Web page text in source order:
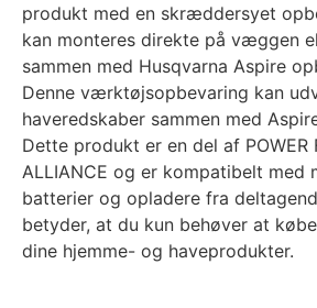
produkt med en skræddersyet
kan monteres direkte på væggen
sammen med Husqvarna Aspire
Denne værktøjsopbevaring kan
haveredskaber sammen med
Dette produkt er en del af POWER
ALLIANCE og er kompatibelt med
batterier og opladere fra
betyder, at du kun behøver at
dine hjemme- og haveprodukter.